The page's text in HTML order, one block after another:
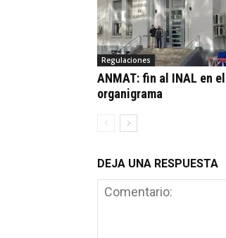
Regulaciones
ANMAT: fin al INAL en el
organigrama
DEJA UNA RESPUESTA